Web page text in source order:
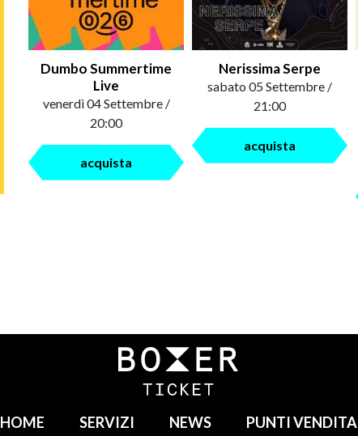
Dumbo Summertime
Live
venerdì 04 Settembre /
20:00
acquista
Nerissima Serpe
sabato 05 Settembre /
21:00
acquista
HOME SERVIZI NEWS PUNTI VENDITA